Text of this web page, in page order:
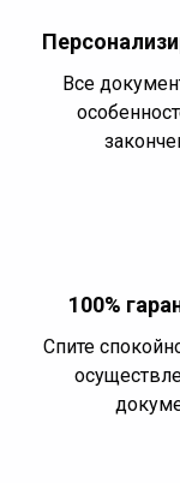
Все
100%
Спите